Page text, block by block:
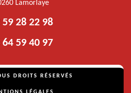
Lamorlaye
59 28 22 98
64 59 40 97
DROITS RÉSERVÉS